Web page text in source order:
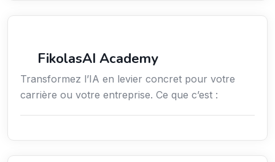
FikolasAI Academy
Transformez l’IA en levier concret pour votre
carrière ou votre entreprise. Ce que c’est :